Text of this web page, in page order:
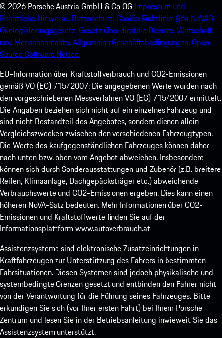
© 2026 Porsche Austria GmbH & Co OG Impressum und
Rechtliche Hinweise. Datenschutz.Cookie Richtlinie.§6a NoVAG -
Ökologisierungsgesetz.Gesetz über digitale Dienste.Wirtschaft
und Menschenrechte.Allgemeine Geschäftsbedingungen.Open
Source Software Notice.
EU-Information über Kraftstoffverbrauch und CO2-Emissionen
gemäß VO (EG) 715/2007: Die angegebenen Werte wurden nach
den vorgeschriebenen Messverfahren VO (EG) 715/2007 ermittelt.
Die Angaben beziehen sich nicht auf ein einzelnes Fahrzeug und
sind nicht Bestandteil des Angebotes, sondern dienen allein
Vergleichszwecken zwischen den verschiedenen Fahrzeugtypen.
Die Werte des kaufgegenständlichen Fahrzeuges können daher
nach unten bzw. oben vom Angebot abweichen. Insbesondere
können sich durch Sonderausstattungen und Zubehör (z.B. breitere
Reifen, Klimaanlage, Dachgepäcksträger etc.) abweichende
Verbrauchswerte und CO2-Emissionen ergeben. Dies kann einen
höheren NoVA-Satz bedeuten. Mehr Informationen über CO2-
Emissionen und Kraftstoffwerte finden Sie auf der
Informationsplattform www.autoverbrauch.at
Assistenzsysteme sind elektronische Zusatzeinrichtungen in
Kraftfahrzeugen zur Unterstützung des Fahrers in bestimmten
Fahrsituationen. Diesen Systemen sind jedoch physikalische und
systembedingte Grenzen gesetzt und entbinden den Fahrer nicht
von der Verantwortung für die Führung seines Fahrzeuges. Bitte
erkundigen Sie sich (vor Ihrer ersten Fahrt) bei Ihrem Porsche
Zentrum und lesen Sie in der Betriebsanleitung inwieweit Sie das
Assistenzsystem unterstützt.